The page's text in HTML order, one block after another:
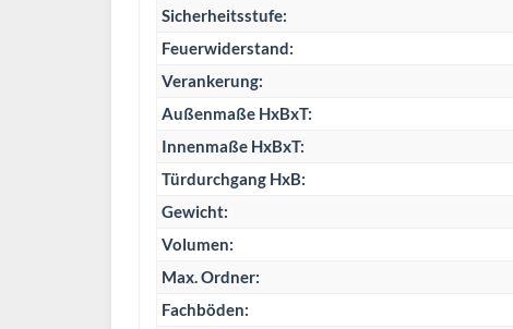
Sicherheitsstufe:
Feuerwiderstand:
Verankerung:
Außenmaße HxBxT:
Innenmaße HxBxT:
Türdurchgang HxB:
Gewicht:
Volumen:
Max. Ordner:
Fachböden: